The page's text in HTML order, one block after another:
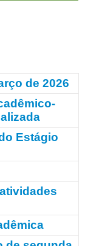
de 2026
Estágio